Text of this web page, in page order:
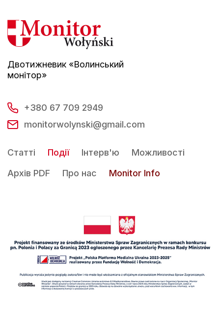
Двотижневик «Волинський
монітор»
+380 67 709 2949
monitorwolynski@gmail.com
Статті Події Інтерв'ю
Можливості
Архів PDF
Про нас Monitor Info